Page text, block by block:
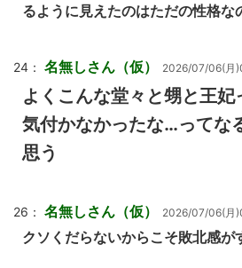
るように見えたのはただの性格な
24： 名無しさん（仮） 2026/07/06(月
よくこんな堂々と甥と王妃
気付かなかったな…ってな
思う
26： 名無しさん（仮） 2026/07/06(月
クソくだらないからこそ敗北感が